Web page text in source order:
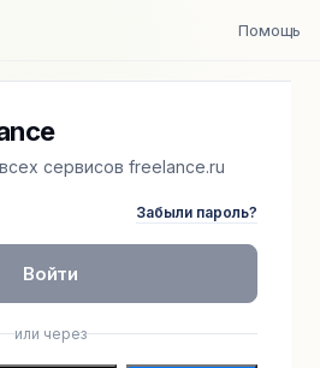
Помощь
сервисов freelance.ru
Забыли пароль?
Войти
или через